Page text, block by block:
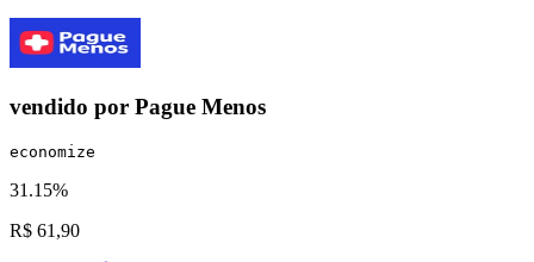
vendido por Pague Menos
economize
31.15%
R$ 61,90